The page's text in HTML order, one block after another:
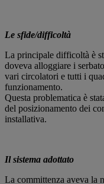
Le sfide/difficoltà
La principale difficoltà è
doveva alloggiare i
vari circolatori e tutti i
funzionamento.
Questa problematica è
del posizionamento dei
installativa.
Il sistema adottato
La committenza aveva la